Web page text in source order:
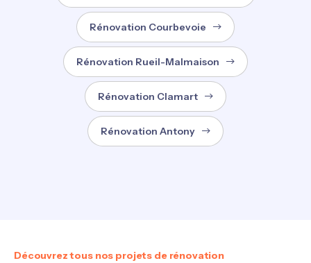
Rénovation Courbevoie
Rénovation Rueil-Malmaison
Rénovation Clamart
Rénovation Antony
Découvrez tous nos projets de rénovation